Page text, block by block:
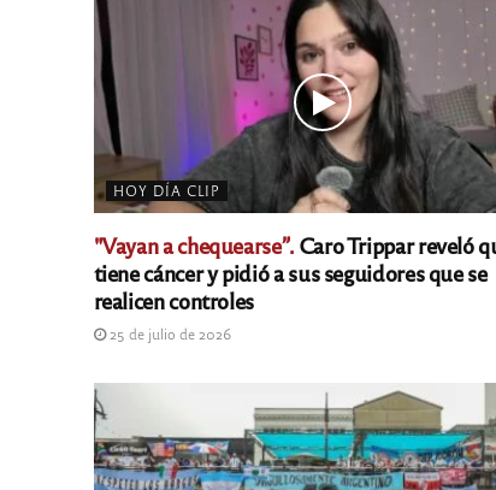
HOY DÍA CLIP
"Vayan a chequearse”.Caro Trippar reveló
tiene cáncer y pidió a sus seguidores que se
realicen controles
25 de julio de 2026